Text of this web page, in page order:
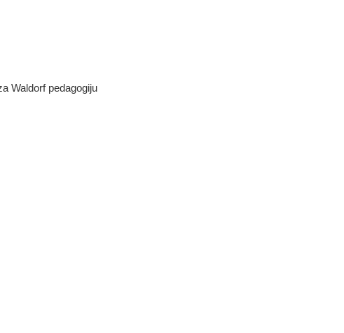
Waldorf pedagogiju